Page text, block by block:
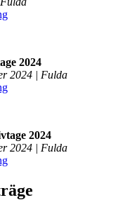
2024
2024 | Fulda
2024
2024 | Fulda